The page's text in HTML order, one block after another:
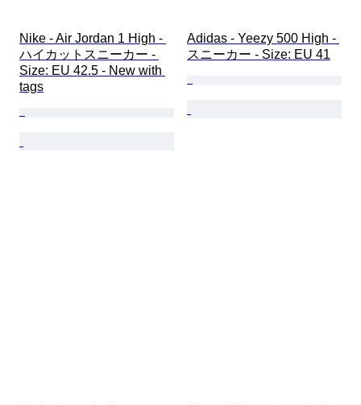
Nike - Air Jordan 1 High -
ハイカットスニーカー -
Size: EU 42.5 - New with
tags
Adidas - Yeezy 500 High -
スニーカー - Size: EU 41